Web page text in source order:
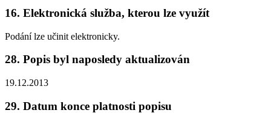
16. Elektronická služba, kterou lze využít
Podání lze učinit elektronicky.
28. Popis byl naposledy aktualizován
19.12.2013
29. Datum konce platnosti popisu